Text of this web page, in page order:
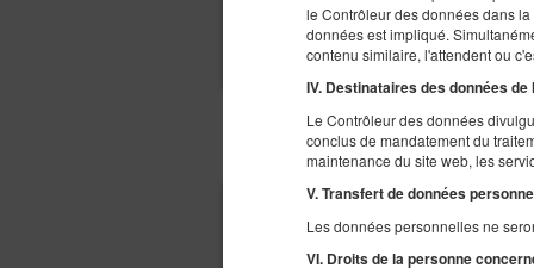
le Contrôleur des données dans
données est impliqué.
contenu similaire, l'attendent ou
IV. Destinataires des données
Le Contrôleur des données
conclus de mandatement du
maintenance du site web, les
V.Transfert de données
Les données personnelles ne
VI. Droits de la personne
Prépaiement 100% ? La
AUTRES OFFRES